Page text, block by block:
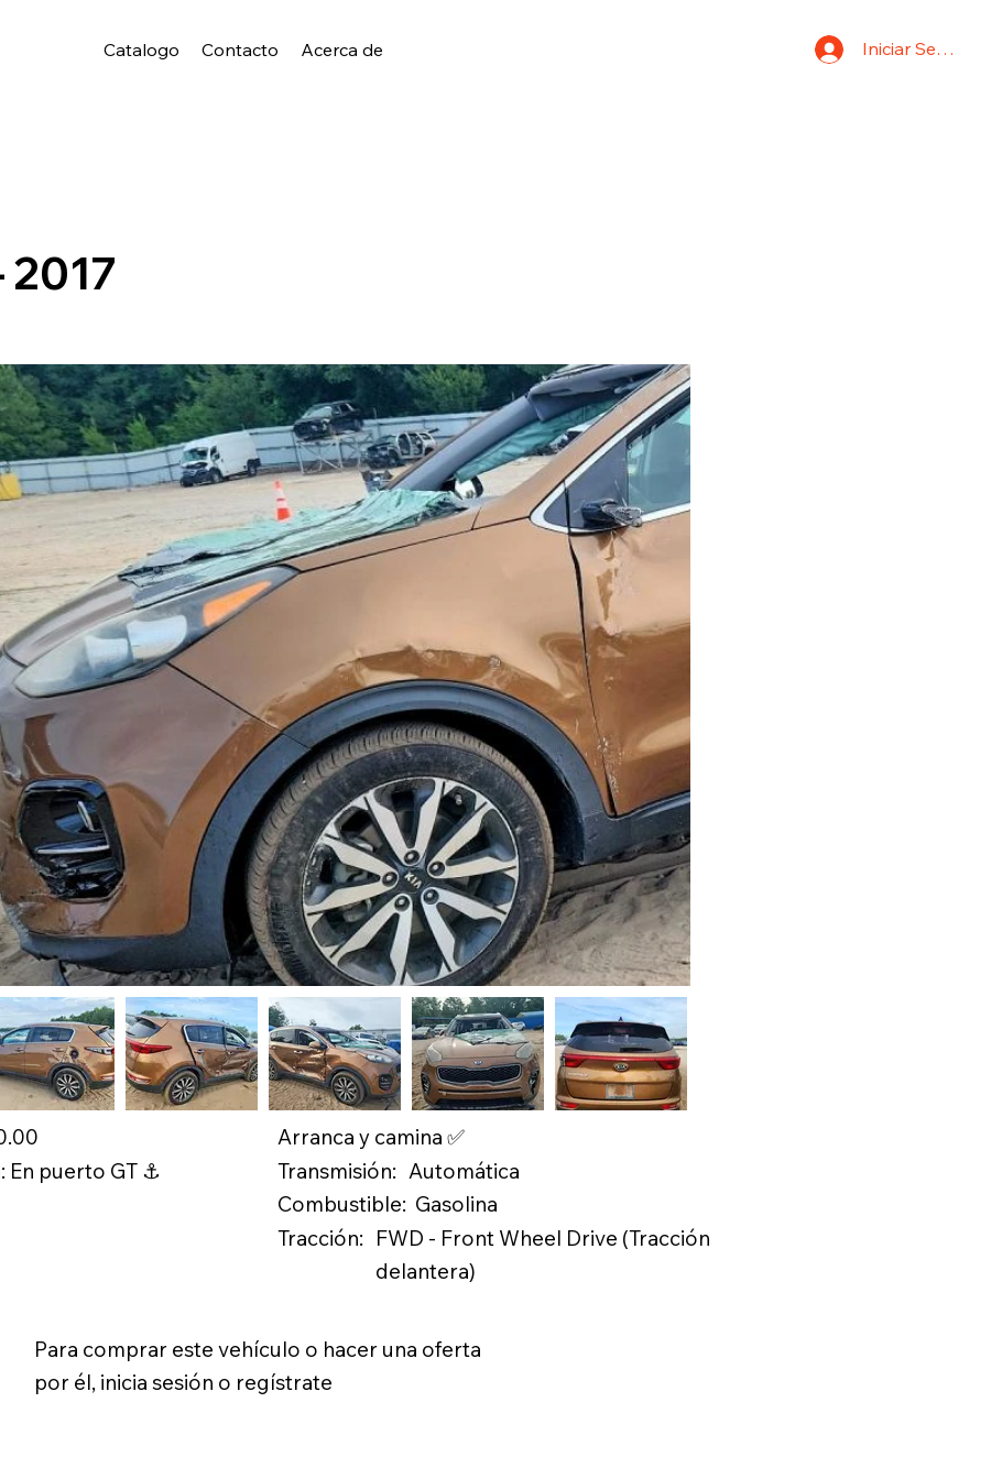
Iniciar Sesión
Catalogo Contacto Acerca de
Transmisión:
Combustible:
Tracción:
Automática
FWD - Front Wheel Drive (Tracción
delantera)
Gasolina
Arranca y camina ✅
En puerto GT ⚓
Para comprar este vehículo o hacer una oferta
por él, inicia sesión o regístrate
2017